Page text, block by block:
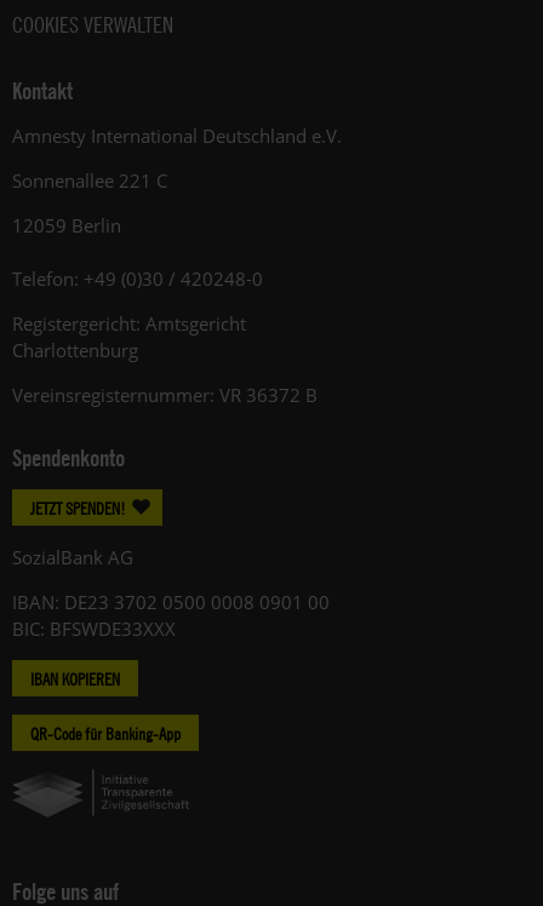
COOKIES VERWALTEN
Kontakt
Amnesty International Deutschland e.V.
Sonnenallee 221 C
12059 Berlin
Telefon: +49 (0)30 / 420248-0
Registergericht: Amtsgericht
Charlottenburg
Vereinsregisternummer: VR 36372 B
Spendenkonto
JETZT SPENDEN!
SozialBank AG
IBAN: DE23 3702 0500 0008 0901 00
BIC: BFSWDE33XXX
IBAN KOPIEREN
QR-Code für Banking-App
Folge uns auf